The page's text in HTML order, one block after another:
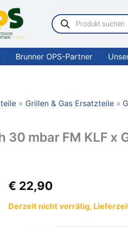
Products
search
Brunner OPS-Partner
Grillen & Gas Ersatzteile
30 mbar FM KLF x
€ 22,90
Derzeit nicht vorrätig,
Cavagna
Druckminderer
kg/h